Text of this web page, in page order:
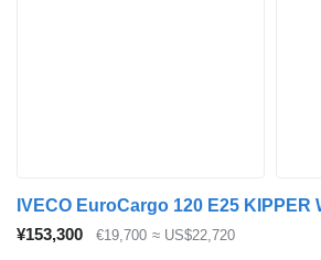
IVECO EuroCargo 120 E25 KIPPER
¥153,300
€19,700 ≈ US$22,720